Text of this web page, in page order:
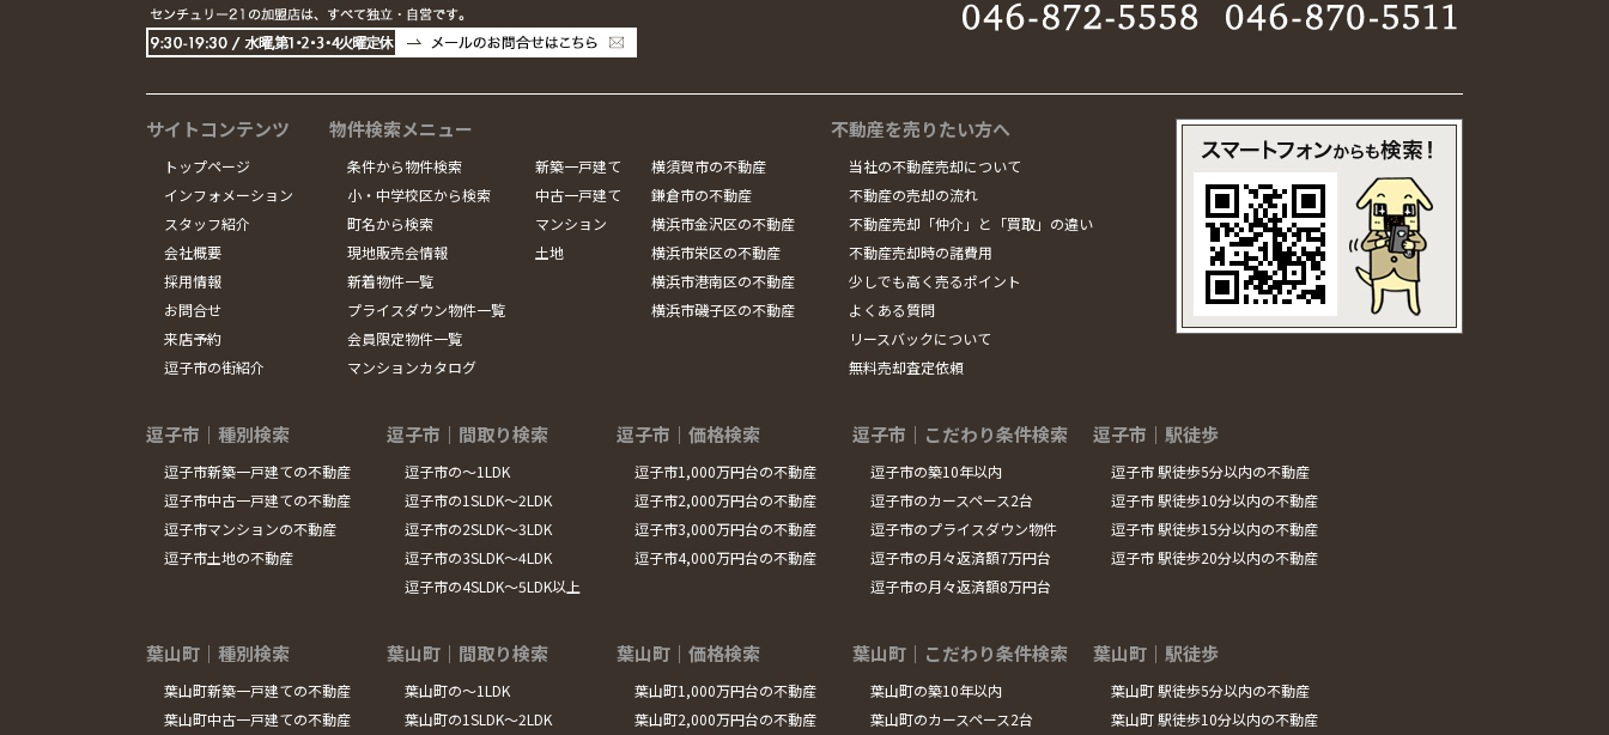
サイトコンテンツ
トップページ
インフォメーション
スタッフ紹介
会社概要
採用情報
お問合せ
来店予約
逗子市の街紹介
物件検索メニュー
条件から物件検索
小・中学校区から検索
町名から検索
現地販売会情報
新着物件一覧
プライスダウン物件一覧
会員限定物件一覧
マンションカタログ
新築一戸建て
中古一戸建て
マンション
土地
横須賀市の不動産
鎌倉市の不動産
横浜市金沢区の不動産
横浜市栄区の不動産
横浜市港南区の不動産
横浜市磯子区の不動産
不動産を売りたい方へ
当社の不動産売却について
不動産の売却の流れ
不動産売却「仲介」と「買取」の違い
不動産売却時の諸費用
少しでも高く売るポイント
よくある質問
リースバックについて
無料売却査定依頼
逗子市｜種別検索
逗子市新築一戸建ての不動産
逗子市中古一戸建ての不動産
逗子市マンションの不動産
逗子市土地の不動産
逗子市｜間取り検索
逗子市の～1LDK
逗子市の1SLDK～2LDK
逗子市の2SLDK～3LDK
逗子市の3SLDK～4LDK
逗子市の4SLDK～5LDK以上
逗子市｜価格検索
逗子市1,000万円台の不動産
逗子市2,000万円台の不動産
逗子市3,000万円台の不動産
逗子市4,000万円台の不動産
逗子市｜こだわり条件検索
逗子市の築10年以内
逗子市のカースペース2台
逗子市のプライスダウン物件
逗子市の月々返済額7万円台
逗子市の月々返済額8万円台
逗子市｜駅徒歩
逗子市 駅徒歩5分以内の不動産
逗子市 駅徒歩10分以内の不動産
逗子市 駅徒歩15分以内の不動産
逗子市 駅徒歩20分以内の不動産
葉山町｜種別検索
葉山町新築一戸建ての不動産
葉山町中古一戸建ての不動産
葉山町｜間取り検索
葉山町の～1LDK
葉山町の1SLDK～2LDK
葉山町｜価格検索
葉山町1,000万円台の不動産
葉山町2,000万円台の不動産
葉山町｜こだわり条件検索
葉山町の築10年以内
葉山町のカースペース2台
葉山町｜駅徒歩
葉山町 駅徒歩5分以内の不動産
葉山町 駅徒歩10分以内の不動産